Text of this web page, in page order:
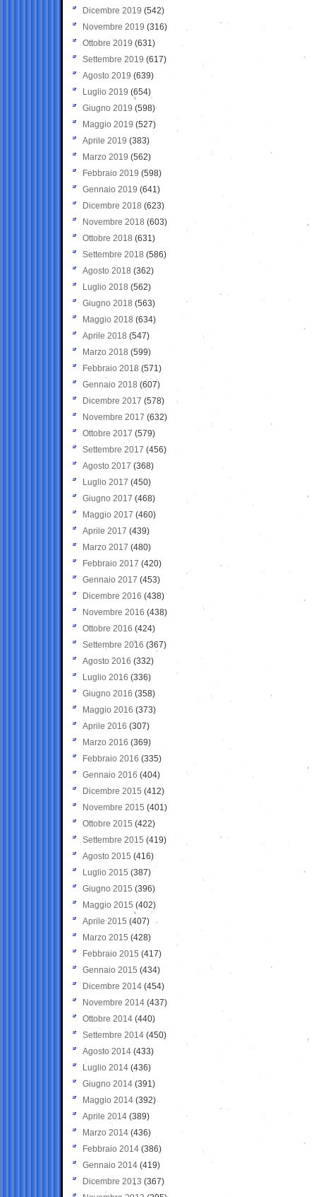
Dicembre 2019 (542)
Novembre 2019 (316)
Ottobre 2019 (631)
Settembre 2019 (617)
Agosto 2019 (639)
Luglio 2019 (654)
Giugno 2019 (598)
Maggio 2019 (527)
Aprile 2019 (383)
Marzo 2019 (562)
Febbraio 2019 (598)
Gennaio 2019 (641)
Dicembre 2018 (623)
Novembre 2018 (603)
Ottobre 2018 (631)
Settembre 2018 (586)
Agosto 2018 (362)
Luglio 2018 (562)
Giugno 2018 (563)
Maggio 2018 (634)
Aprile 2018 (547)
Marzo 2018 (599)
Febbraio 2018 (571)
Gennaio 2018 (607)
Dicembre 2017 (578)
Novembre 2017 (632)
Ottobre 2017 (579)
Settembre 2017 (456)
Agosto 2017 (368)
Luglio 2017 (450)
Giugno 2017 (468)
Maggio 2017 (460)
Aprile 2017 (439)
Marzo 2017 (480)
Febbraio 2017 (420)
Gennaio 2017 (453)
Dicembre 2016 (438)
Novembre 2016 (438)
Ottobre 2016 (424)
Settembre 2016 (367)
Agosto 2016 (332)
Luglio 2016 (336)
Giugno 2016 (358)
Maggio 2016 (373)
Aprile 2016 (307)
Marzo 2016 (369)
Febbraio 2016 (335)
Gennaio 2016 (404)
Dicembre 2015 (412)
Novembre 2015 (401)
Ottobre 2015 (422)
Settembre 2015 (419)
Agosto 2015 (416)
Luglio 2015 (387)
Giugno 2015 (396)
Maggio 2015 (402)
Aprile 2015 (407)
Marzo 2015 (428)
Febbraio 2015 (417)
Gennaio 2015 (434)
Dicembre 2014 (454)
Novembre 2014 (437)
Ottobre 2014 (440)
Settembre 2014 (450)
Agosto 2014 (433)
Luglio 2014 (436)
Giugno 2014 (391)
Maggio 2014 (392)
Aprile 2014 (389)
Marzo 2014 (436)
Febbraio 2014 (386)
Gennaio 2014 (419)
Dicembre 2013 (367)